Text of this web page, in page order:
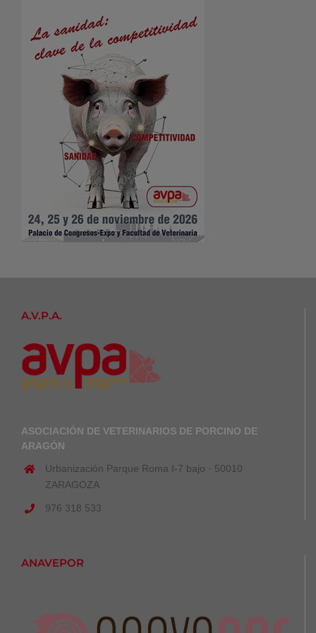
A.V.P.A.
ASOCIACIÓN DE VETERINARIOS DE PORCINO DE
ARAGÓN
Urbanización Parque Roma I-7 bajo · 50010
ZARAGOZA
976 318 533
ANAVEPOR